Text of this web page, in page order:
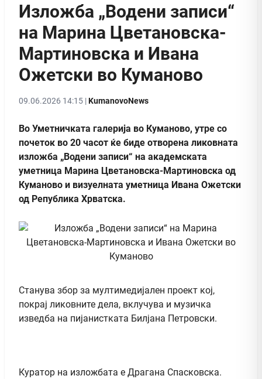
Изложба „Водени записи“
на Марина Цветановска-
Мартиновска и Ивана
Ожетски во Куманово
09.06.2026 14:15 |KumanovoNews
Во Уметничката галерија во Куманово, утре со
почеток во 20 часот ќе биде отворена ликовната
изложба „Водени записи“ на академската
уметница Марина Цветановска-Мартиновска од
Куманово и визуелната уметница Ивана Ожетски
од Република Хрватска.
Станува збор за мултимедијален проект кој,
покрај ликовните дела, вклучува и музичка
изведба на пијанистката Билјана Петровски.
Куратор на изложбата е Драгана Спасковска.